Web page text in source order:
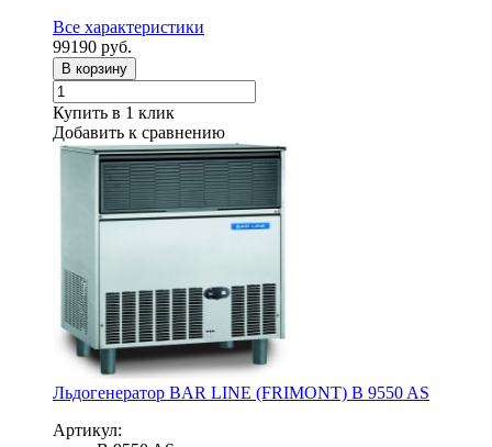
Все характеристики
99190 руб.
В корзину
Купить в 1 клик
Добавить к сравнению
Льдогенератор BAR LINE (FRIMONT) B 9550 AS
Артикул: